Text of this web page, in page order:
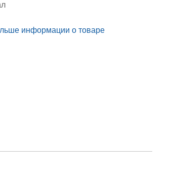
информации о товаре